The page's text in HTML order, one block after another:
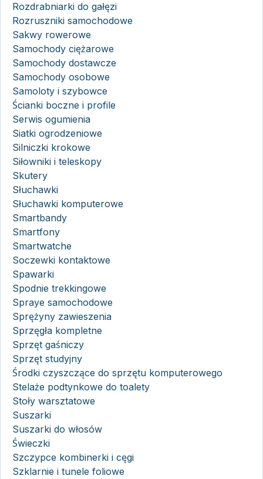
Rozdrabniarki do gałęzi
Rozruszniki samochodowe
Sakwy rowerowe
Samochody ciężarowe
Samochody dostawcze
Samochody osobowe
Samoloty i szybowce
Ścianki boczne i profile
Serwis ogumienia
Siatki ogrodzeniowe
Silniczki krokowe
Siłowniki i teleskopy
Skutery
Słuchawki
Słuchawki komputerowe
Smartbandy
Smartfony
Smartwatche
Soczewki kontaktowe
Spawarki
Spodnie trekkingowe
Spraye samochodowe
Sprężyny zawieszenia
Sprzęgła kompletne
Sprzęt gaśniczy
Sprzęt studyjny
Środki czyszczące do sprzętu komputerowego
Stelaże podtynkowe do toalety
Stoły warsztatowe
Suszarki
Suszarki do włosów
Świeczki
Szczypce kombinerki i cęgi
Szklarnie i tunele foliowe